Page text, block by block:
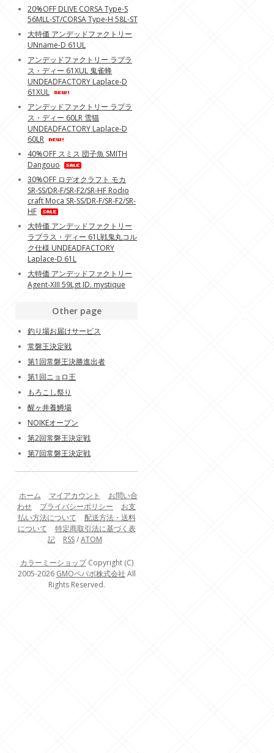
20%OFF DLIVE CORSA Type-S
56MLL-ST/CORSA Type-H 58L-ST
大特価 アンデッドファクトリー
UNname-D 61UL
アンデッドファクトリー ラプラ
ス・ディー 61XUL 鬼雀蜂
UNDEADFACTORY Laplace-D
61XUL
アンデッドファクトリー ラプラ
ス・ディー 60LR 雪猫
UNDEADFACTORY Laplace-D
60LR
40%OFF スミス 団子魚 SMITH
Dangouo
30%OFF ロデオクラフト モカ
SR-SS/DR-F/SR-F2/SR-HF Rodio
craft Moca SR-SS/DR-F/SR-F2/SR-
HF
大特価 アンデッドファクトリー
ラプラス・ディー 61L戦鬼丸コル
ク仕様 UNDEADFACTORY
Laplace-D 61L
大特価 アンデッドファクトリー
Agent-XIII 59Lgt ID. mystique
Other page
釣り場お届けサービス
常磐王決定戦
第1回常磐王決勝進出者
第1回ニョロ王
もろこし祭り
醒ヶ井養鱒場
NOIKEオープン
第2回常磐王決定戦
第7回常磐王決定戦
ホーム マイアカウント
お問い合
わせ
プライバシーポリシー
お支
払い方法について
配送方法・送料
について
特定商取引法に基づく表
記
RSS/ATOM
カラーミーショップCopyright (C)
2005-2026 GMOペパボ株式会社 All
Rights Reserved.